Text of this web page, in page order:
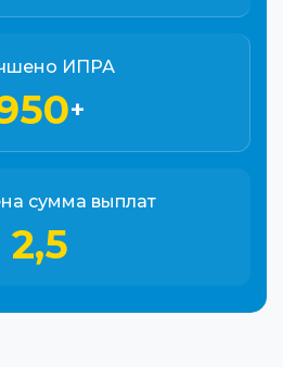
ИПРА
+
сумма выплат
2,5